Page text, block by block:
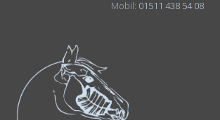
Mobil: 01511 438 54 08